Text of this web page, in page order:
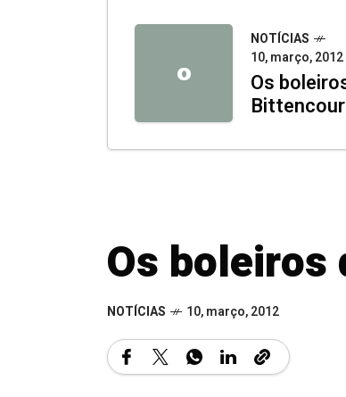
O
NOTÍCIAS
10, março, 2012
Os
Os
NOTÍCIAS 10, março, 2012